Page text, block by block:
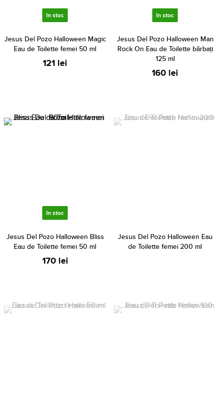
în stoc
Jesus Del Pozo Halloween Magic
Eau de Toilette femei 50 ml
121 lei
în stoc
Jesus Del Pozo Halloween Man
Rock On Eau de Toilette bărbați
125 ml
160 lei
în stoc
Jesus Del Pozo Halloween Bliss
Eau de Toilette femei 50 ml
170 lei
Jesus Del Pozo Halloween Eau
de Toilette femei 200 ml